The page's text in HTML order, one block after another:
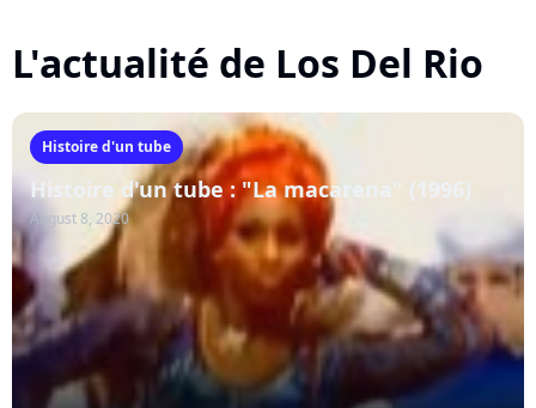
L'actualité de Los Del Rio
Histoire d'un tube
Histoire d'un tube : "La macarena" (1996)
August 8, 2020